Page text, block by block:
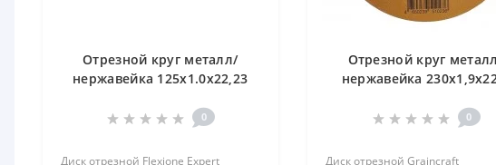
Отрезной круг металл/
нержавейка 125х1.0х22,23
уп. 25 шт.
0
Диск отрезной Flexione Expert
Отрезной круг
нержавейка
0
Диск отрезной Graincraft